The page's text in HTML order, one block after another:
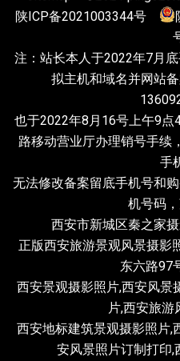
chosen
the
product
page
陕ICP备2021003344号
注：站长本人于2022年7月
拟主机和域名并网站
也于2022年8月16号上午9
路移动营业厅办理销号手续
手
无法修改备案留底手机号和
机号码，
西安市新城区秦之家
正版西安旅游景观风景摄影
东六路97
西安景观摄影照片,西安风景
片,西安旅游
西安地标建筑景观摄影照片,
安风景照片订制打印,